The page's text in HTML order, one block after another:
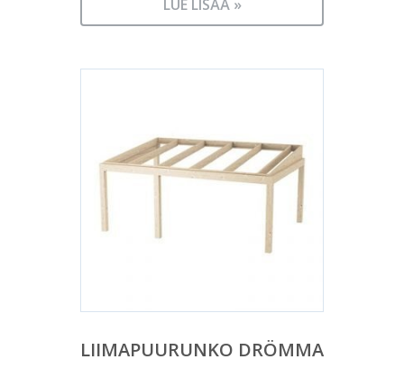
LUE LISÄÄ »
LIIMAPUURUNKO DRÖMMA